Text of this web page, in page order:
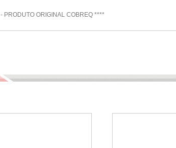
PRODUTO ORIGINAL COBREQ ****